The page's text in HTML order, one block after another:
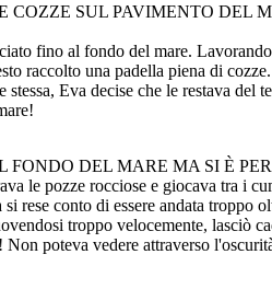
COZZE SUL PAVIMENTO DEL
fino al fondo del mare.
raccolto una padella piena di cozze.
stessa, Eva decise che le restava del
FONDO DEL MARE MA SI È
le pozze rocciose e giocava tra i
rese conto di essere andata troppo
troppo velocemente, lasciò
Non poteva vedere attraverso